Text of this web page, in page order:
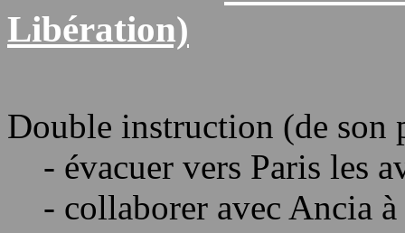
Libération)
Double instruction (de son
- évacuer vers Paris les
- collaborer avec Ancia